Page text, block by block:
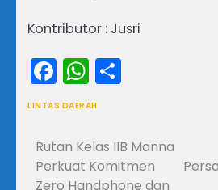
Kontributor : Jusri
Facebook
WhatsApp
LINTAS DAERAH
Navigasi
pos
Rutan Kelas IIB Manna
Perkuat Komitmen
Zero Handphone dan